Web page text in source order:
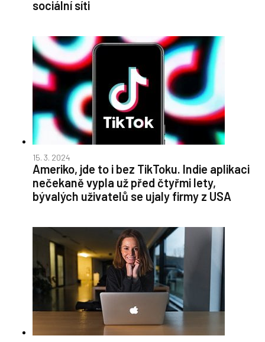
sociální síti
15. 3. 2024
Ameriko, jde to i bez TikToku. Indie aplikaci
nečekaně vypla už před čtyřmi lety,
bývalých uživatelů se ujaly firmy z USA